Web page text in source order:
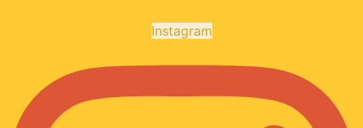
Instagram